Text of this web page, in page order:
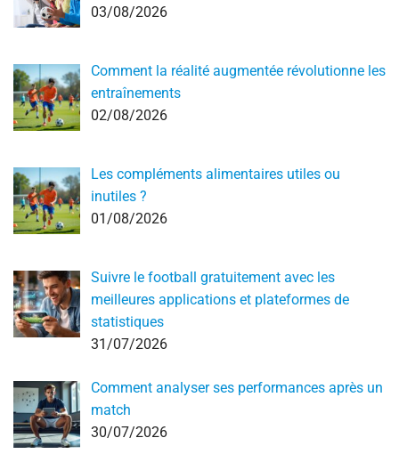
03/08/2026
Comment la réalité augmentée révolutionne les
entraînements
02/08/2026
Les compléments alimentaires utiles ou
inutiles ?
01/08/2026
Suivre le football gratuitement avec les
meilleures applications et plateformes de
statistiques
31/07/2026
Comment analyser ses performances après un
match
30/07/2026